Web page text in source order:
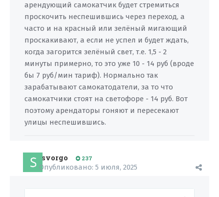
арендующий самокатчик будет стремиться
проскочить неспешившись через переход, а
часто и на красный или зелёный мигающий
проскакивают, а если не успел и будет ждать,
когда загорится зелёный свет, т.е. 1,5 - 2
минуты примерно, то это уже 10 - 14 руб (вроде
бы 7 руб/мин тариф). Нормально так
зарабатывают самокатодатели, за то что
самокатчики стоят на светофоре - 14 руб. Вот
поэтому арендаторы гоняют и пересекают
улицы неспешившись.
svorgo 237
Опубликовано: 5 июля, 2025